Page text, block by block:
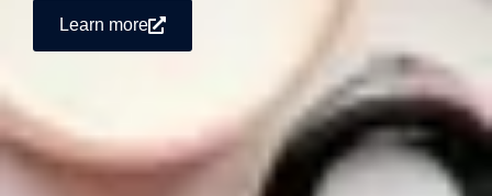
Learn more